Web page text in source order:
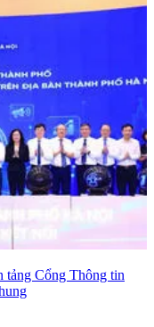
tảng Cổng Thông tin